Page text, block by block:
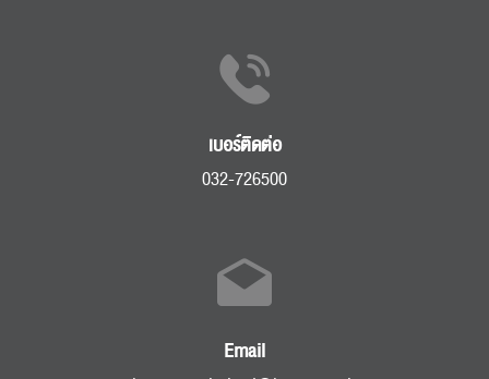
เบอร์ติดต่อ
032-726500
Email